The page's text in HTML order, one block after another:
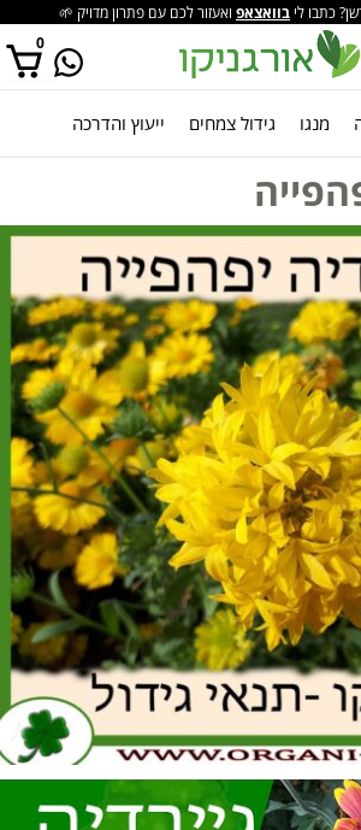
כתבו לי בוואצאפ ואעזור לכם עם פתרון מדויק 🌱
0
אין מוצרים בסל הקניות. מנגו גידול צמחים ייעוץ והדרכה